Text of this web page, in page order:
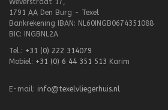
Weverstraat 17,
1791 AA Den Burg - Texel
Bankrekening IBAN: NL60INGB0674351088
BIC: INGBNL2A
Tel.: +31 (0) 222 314079
Mobiel: +31 (0) 6 44 351 513 Karim
E-mail: info@texelvliegerhuis.nl